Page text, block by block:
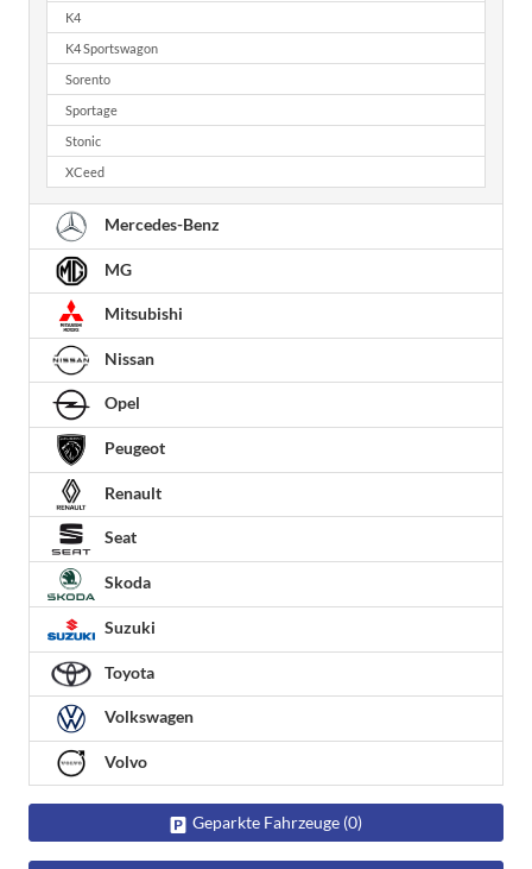
K4
K4 Sportswagon
Sorento
Sportage
Stonic
XCeed
Mercedes-Benz
MG
Mitsubishi
Nissan
Opel
Peugeot
Renault
Seat
Skoda
Suzuki
Toyota
Volkswagen
Volvo
Geparkte Fahrzeuge (0)